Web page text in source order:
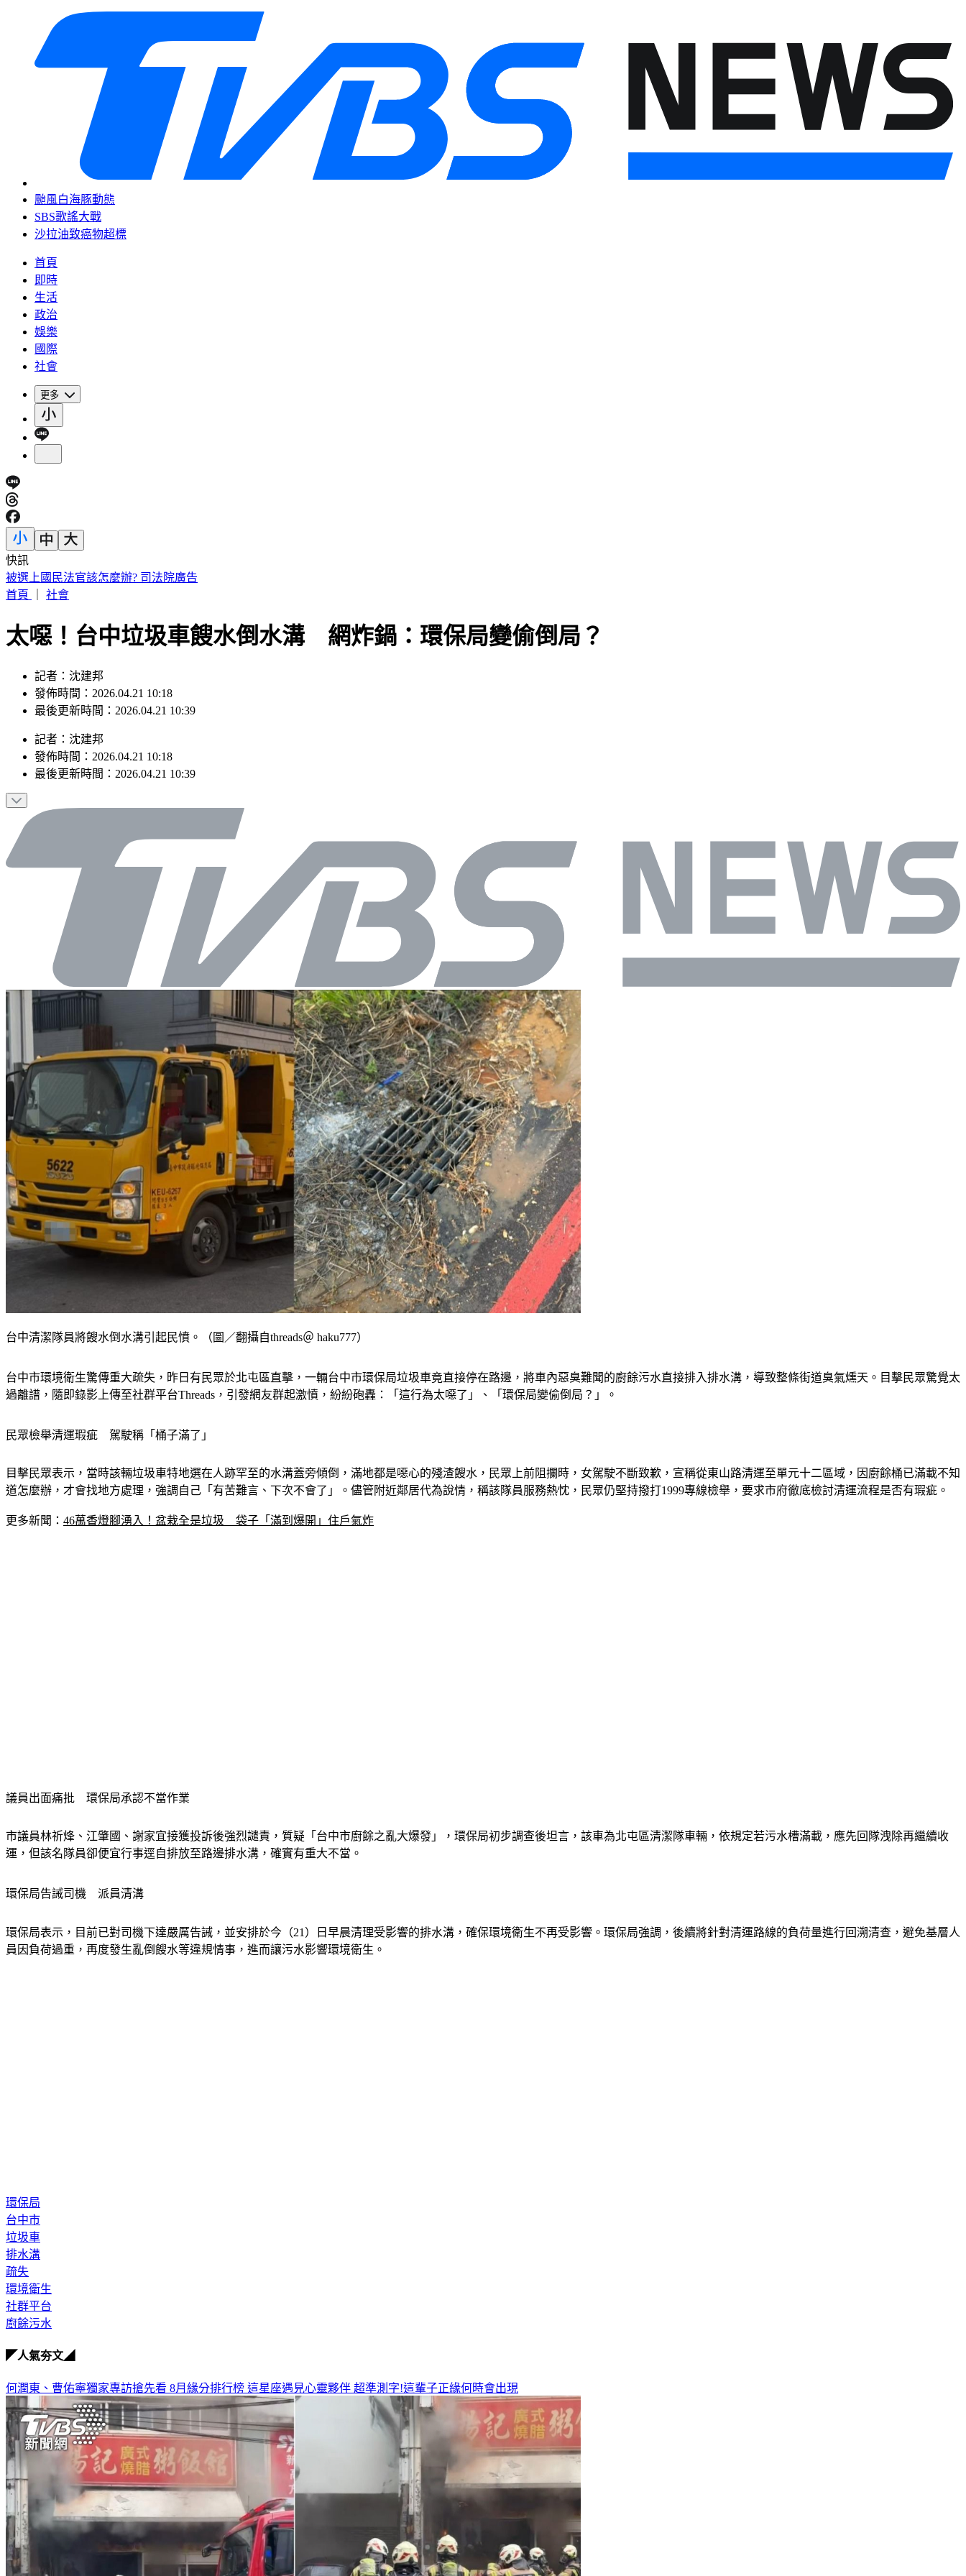
颱風白海豚動態
SBS歌謠大戰
沙拉油致癌物超標
首頁
即時
生活
政治
娛樂
國際
社會
更多
快訊
被選上國民法官該怎麼辦? 司法院廣告
首頁
社會
太噁！台中垃圾車餿水倒水溝 網炸鍋：環保局變偷倒局？
記者：沈建邦
發佈時間：2026.04.21 10:18
最後更新時間：2026.04.21 10:39
記者 ： 沈建邦
發佈時間： 2026.04.21 10:18
最後更新時間： 2026.04.21 10:39
台中清潔隊員將餿水倒水溝引起民憤。（圖／翻攝自threads＠ haku777）
台中市環境衛生驚傳重大疏失，昨日有民眾於北屯區直擊，一輛台中市環保局垃圾車竟直接停在路邊，將車內惡臭難聞的廚餘污水直接排入排水溝，導致整條街道臭氣燻天。目擊民眾驚覺太
過離譜，隨即錄影上傳至社群平台Threads，引發網友群起激憤，紛紛砲轟：「這行為太噁了」、「環保局變偷倒局？」。
民眾檢舉清運瑕疵　駕駛稱「桶子滿了」
目擊民眾表示，當時該輛垃圾車特地選在人跡罕至的水溝蓋旁傾倒，滿地都是噁心的殘渣餿水，民眾上前阻攔時，女駕駛不斷致歉，宣稱從東山路清運至單元十二區域，因廚餘桶已滿載不知
道怎麼辦，才會找地方處理，強調自己「有苦難言、下次不會了」。儘管附近鄰居代為說情，稱該隊員服務熱忱，民眾仍堅持撥打1999專線檢舉，要求市府徹底檢討清運流程是否有瑕疵。
更多新聞： 46萬香燈腳湧入！盆栽全是垃圾　袋子「滿到爆開」住戶氣炸
議員出面痛批　環保局承認不當作業
市議員林祈烽、江肇國、謝家宜接獲投訴後強烈譴責，質疑「台中市廚餘之亂大爆發」，環保局初步調查後坦言，該車為北屯區清潔隊車輛，依規定若污水槽滿載，應先回隊洩除再繼續收
運，但該名隊員卻便宜行事逕自排放至路邊排水溝，確實有重大不當。
環保局告誡司機　派員清溝
環保局表示，目前已對司機下達嚴厲告誡，並安排於今（21）日早晨清理受影響的排水溝，確保環境衛生不再受影響。環保局強調，後續將針對清運路線的負荷量進行回溯清查，避免基層人
員因負荷過重，再度發生亂倒餿水等違規情事，進而讓污水影響環境衛生。
環保局
台中市
垃圾車
排水溝
疏失
環境衛生
社群平台
廚餘污水
◤人氣夯文◢
何潤東、曹佑寧獨家專訪搶先看 8月緣分排行榜 這星座遇見心靈夥伴 超準測字!這輩子正緣何時會出現